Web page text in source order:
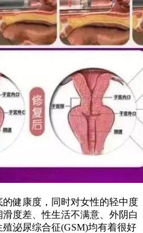
健康度，同时对女性的轻中度
度差、性生活不满意、外阴白
泌尿综合征(GSM)均有着很好